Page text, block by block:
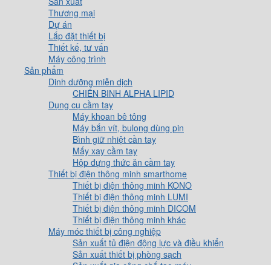
Thương mại
Dự án
Lắp đặt thiết bị
Thiết kế, tư vấn
Máy công trình
Sản phẩm
Dinh dưỡng miễn dịch
CHIẾN BINH ALPHA LIPID
Dụng cụ cầm tay
Máy khoan bê tông
Máy bắn vít, bulong dùng pin
Bình giữ nhiệt cần tay
Mấy xay cầm tay
Hộp đựng thức ăn cầm tay
Thiết bị điện thông minh smarthome
Thiết bị điện thông minh KONO
Thiết bị điện thông minh LUMI
Thiết bị điện thông minh DICOM
Thiết bị điện thông minh khác
Máy móc thiết bị công nghiệp
Sản xuất tủ điện động lực và điều khiển
Sản xuất thiết bị phòng sạch